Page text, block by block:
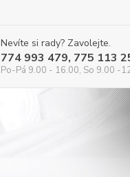
Nevíte si rady? Zavolejte.
774 993 479, 775 113
Po-Pá 9.00 - 16.00, So 9.00 -